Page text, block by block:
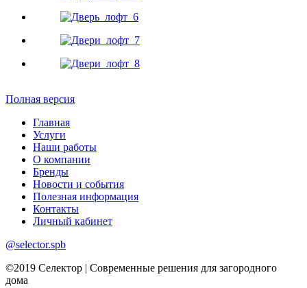
Полная версия
Главная
Услуги
Наши работы
О компании
Бренды
Новости и события
Полезная информация
Контакты
Личный кабинет
@selector.spb
©2019 Селектор | Современные решения для загородного
дома